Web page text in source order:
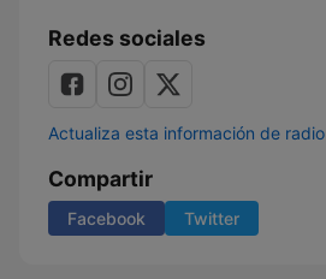
Redes sociales
Actualiza esta información de radio
Compartir
Facebook Twitter